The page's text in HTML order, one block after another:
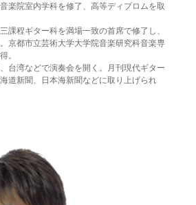
楽院室内学科を修了、高等ディプロムを取
課程ギター科を満場一致の首席で修了し、
京都市立芸術大学大学院音楽研究科音楽専
。
台湾などで演奏会を開く。
月刊現代ギター
道新聞、日本海新聞などに取り上げられ